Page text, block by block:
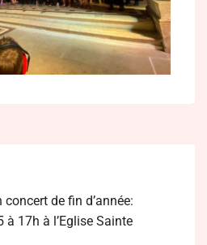
concert de fin d’année:
17h à l’Eglise Sainte